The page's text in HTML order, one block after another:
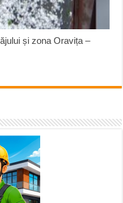
și zona Oravița –